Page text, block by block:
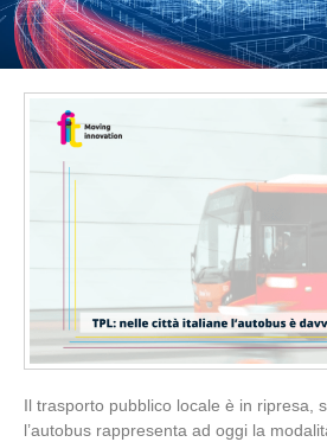
Il trasporto pubblico locale è in ripresa,
l’autobus rappresenta ad oggi la